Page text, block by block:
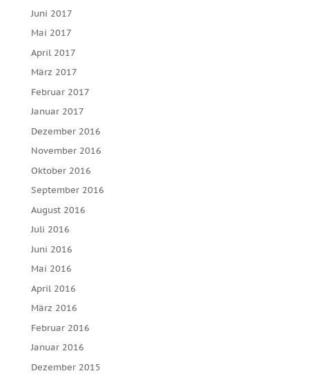
Juni 2017
Mai 2017
April 2017
März 2017
Februar 2017
Januar 2017
Dezember 2016
November 2016
Oktober 2016
September 2016
August 2016
Juli 2016
Juni 2016
Mai 2016
April 2016
März 2016
Februar 2016
Januar 2016
Dezember 2015